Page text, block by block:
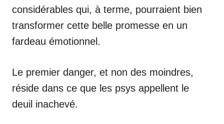
considérables qui, à terme, pourraient bien
transformer cette belle promesse en un
fardeau émotionnel.
Le premier danger, et non des moindres,
réside dans ce que les psys appellent le
deuil inachevé.